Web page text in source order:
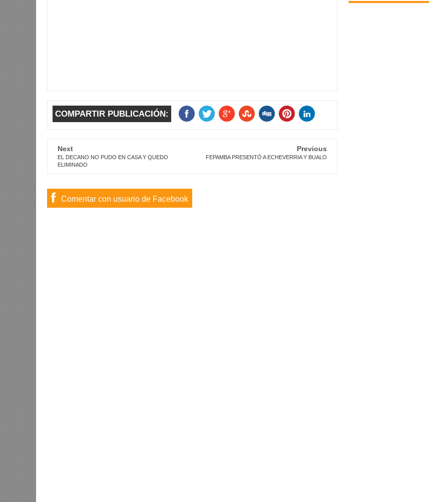
COMPARTIR PUBLICACIÓN:
Next
EL DECANO NO PUDO EN CASA Y QUEDO
ELIMINADO
Previous
FEPAMBA PRESENTÓ A ECHEVERRIA Y BUALO
Comentar con usuario de Facebook